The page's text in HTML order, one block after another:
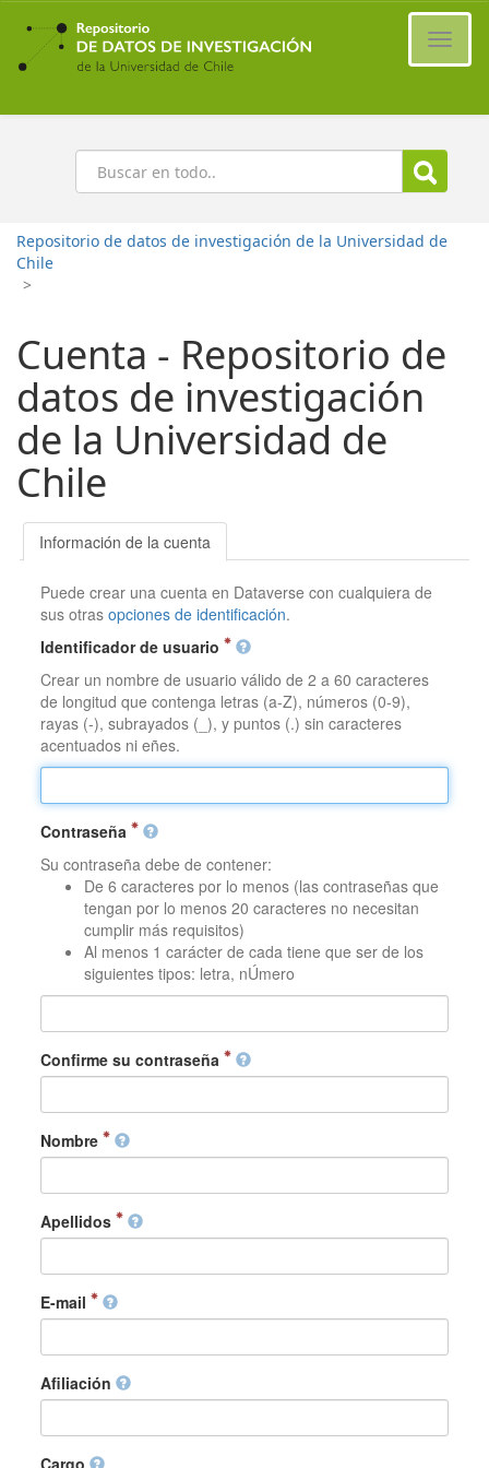
Ir
contenido
principal
Buscar
Repositorio de datos de investigación de la Universidad de
Chile
>
Cuenta - Repositorio de
datos de investigación
de la Universidad de
Chile
Información de la cuenta
Puede crear una cuenta en Dataverse con cualquiera de
sus otrasopciones de identificación.
Identificador de usuario
Crear un nombre de usuario válido de 2 a 60 caracteres
de longitud que contenga letras (a-Z), números (0-9),
rayas (-), subrayados (_), y puntos (.) sin caracteres
acentuados ni eñes.
Contraseña
Su contraseña debe de contener:
De 6 caracteres por lo menos (las contraseñas que
tengan por lo menos 20 caracteres no necesitan
cumplir más requisitos)
Al menos 1 carácter de cada tiene que ser de los
siguientes tipos: letra, nÚmero
Confirme su contraseña
Nombre
Apellidos
E-mail
Afiliación
Cargo